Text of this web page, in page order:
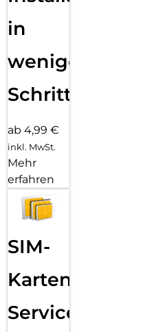
in
wenigen
Schritten
ab 4,99 €
inkl. MwSt.
Mehr
erfahren
SIM-
Karten
Service: